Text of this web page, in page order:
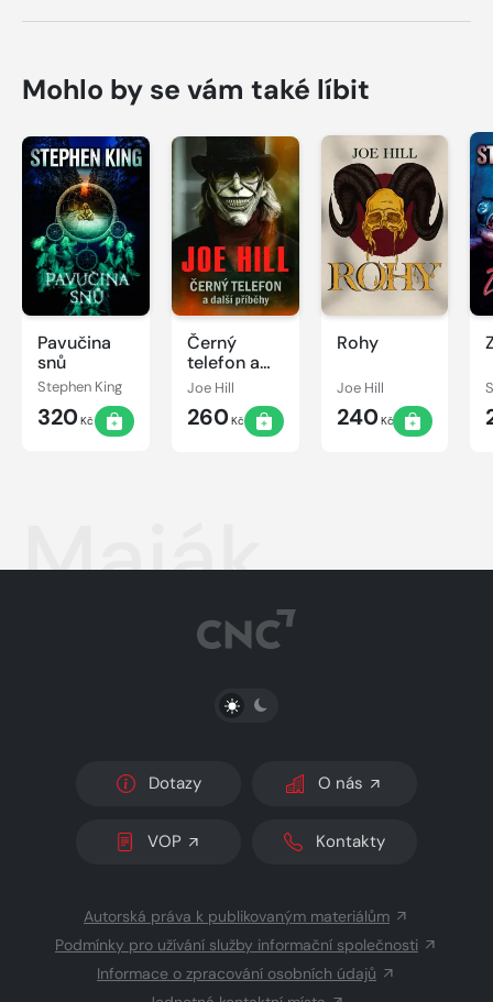
Mohlo by se vám také líbit
Pavučina
snů
Stephen King
320Kč
Černý
telefon a
další
Joe Hill
260Kč
Rohy
Joe Hill
240Kč
Maják
PŘEPNOUT SVĚTLÝ/TMAVÝ REŽIM
Dotazy O nás
VOP Kontakty
Autorská práva k publikovaným materiálům
Podmínky pro užívání služby informační společnosti
Informace o zpracování osobních údajů